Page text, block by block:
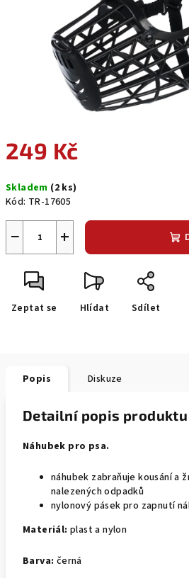
249 Kč
cena:
Skladem (2 ks)
Kód: TR-17605
+
−
Zeptat se Hlídat Sdílet
Popis Diskuze
Detailní popis produktu
Náhubek pro psa.
náhubek zabraňuje kousání a
nalezených odpadků
nylonový pásek pro zapnutí
Materiál: plast a nylon
Barva: černá